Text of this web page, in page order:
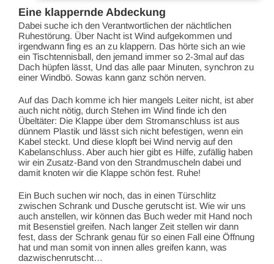
Eine klappernde Abdeckung
Dabei suche ich den Verantwortlichen der nächtlichen
Ruhestörung. Über Nacht ist Wind aufgekommen und
irgendwann fing es an zu klappern. Das hörte sich an wie
ein Tischtennisball, den jemand immer so 2-3mal auf das
Dach hüpfen lässt, Und das alle paar Minuten, synchron zu
einer Windbö. Sowas kann ganz schön nerven.
Auf das Dach komme ich hier mangels Leiter nicht, ist aber
auch nicht nötig, durch Stehen im Wind finde ich den
Übeltäter: Die Klappe über dem Stromanschluss ist aus
dünnem Plastik und lässt sich nicht befestigen, wenn ein
Kabel steckt. Und diese klopft bei Wind nervig auf den
Kabelanschluss. Aber auch hier gibt es Hilfe, zufällig haben
wir ein Zusatz-Band von den Strandmuscheln dabei und
damit knoten wir die Klappe schön fest. Ruhe!
Ein Buch suchen wir noch, das in einen Türschlitz
zwischen Schrank und Dusche gerutscht ist. Wie wir uns
auch anstellen, wir können das Buch weder mit Hand noch
mit Besenstiel greifen. Nach langer Zeit stellen wir dann
fest, dass der Schrank genau für so einen Fall eine Öffnung
hat und man somit von innen alles greifen kann, was
dazwischenrutscht…